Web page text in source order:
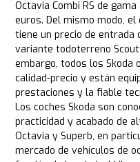
Octavia Combi RS de
euros. Del mismo modo, el
tiene un precio de
variante todoterreno
embargo, todos los Skoda
calidad-precio y están
prestaciones y la fiable
Los coches Skoda son
practicidad y acabado de
Octavia y Superb, en
mercado de vehículos de